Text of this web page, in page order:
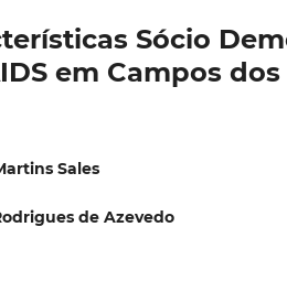
Sócio
em Campos
Sales
de Azevedo